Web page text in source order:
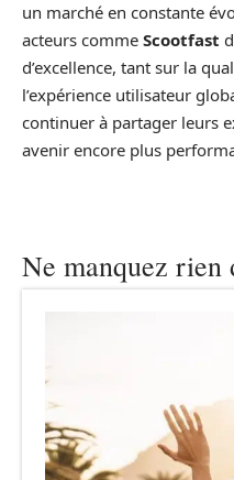
un marché en constante
acteurs comme Scootfast
d’excellence, tant sur la
l’expérience utilisateur
continuer à partager leurs
avenir encore plus
Ne manquez rien